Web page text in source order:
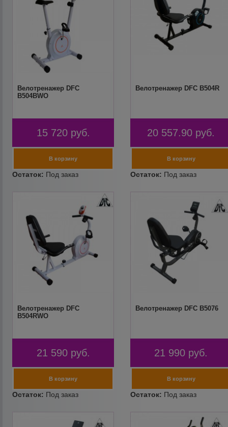
Велотренажер DFC
B504BWO
15 720 руб.
Велотренажер DFC B504R
20 557.90 руб.
Велотренажер DFC
B504RWO
21 590 руб.
Велотренажер DFC B5076
21 990 руб.